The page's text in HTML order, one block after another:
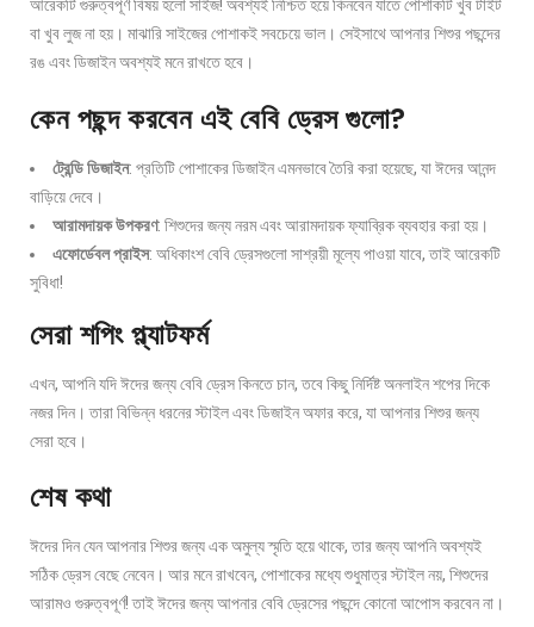
আরেকটি গুরুত্বপূর্ণ বিষয় হলো সাইজ! অবশ্যই নিশ্চিত হয়ে কিনবেন যাতে পোশাকটি খুব টাইট
বা খুব লুজ না হয়। মাঝারি সাইজের পোশাকই সবচেয়ে ভাল। সেইসাথে আপনার শিশুর পছন্দের
রঙ এবং ডিজাইন অবশ্যই মনে রাখতে হবে।
কেন পছন্দ করবেন এই বেবি ড্রেস গুলো?
ট্রেন্ডি ডিজাইন: প্রতিটি পোশাকের ডিজাইন এমনভাবে তৈরি করা হয়েছে, যা ঈদের আনন্দ
বাড়িয়ে দেবে।
আরামদায়ক উপকরণ: শিশুদের জন্য নরম এবং আরামদায়ক ফ্যাব্রিক ব্যবহার করা হয়।
এফোর্ডেবল প্রাইস: অধিকাংশ বেবি ড্রেসগুলো সাশ্রয়ী মূল্যে পাওয়া যাবে, তাই আরেকটি
সুবিধা!
সেরা শপিং প্ল্যাটফর্ম
এখন, আপনি যদি ঈদের জন্য বেবি ড্রেস কিনতে চান, তবে কিছু নির্দিষ্ট অনলাইন শপের দিকে
নজর দিন। তারা বিভিন্ন ধরনের স্টাইল এবং ডিজাইন অফার করে, যা আপনার শিশুর জন্য
সেরা হবে।
শেষ কথা
ঈদের দিন যেন আপনার শিশুর জন্য এক অমুল্য স্মৃতি হয়ে থাকে, তার জন্য আপনি অবশ্যই
সঠিক ড্রেস বেছে নেবেন। আর মনে রাখবেন, পোশাকের মধ্যে শুধুমাত্র স্টাইল নয়, শিশুদের
আরামও গুরুত্বপূর্ণ! তাই ঈদের জন্য আপনার বেবি ড্রেসের পছন্দে কোনো আপোস করবেন না।